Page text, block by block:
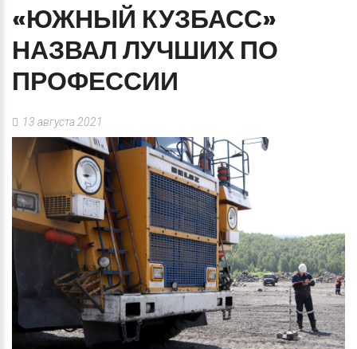
«ЮЖНЫЙ КУЗБАСС»
НАЗВАЛЛУЧШИХ ПО
ПРОФЕССИИ
13 августа 2021